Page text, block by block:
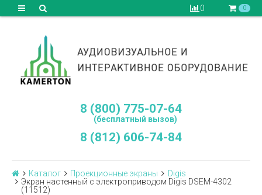
0 0
8 (800) 775-07-64
(бесплатный вызов)
8 (812) 606-74-84
Каталог Проекционные экраны
Digis
Экран настенный с электроприводом Digis DSEM-4302
(11512)